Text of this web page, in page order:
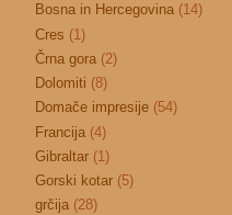
Bosna in Hercegovina (14)
Cres (1)
Črna gora (2)
Dolomiti (8)
Domače impresije (54)
Francija (4)
Gibraltar (1)
Gorski kotar (5)
grčija (28)